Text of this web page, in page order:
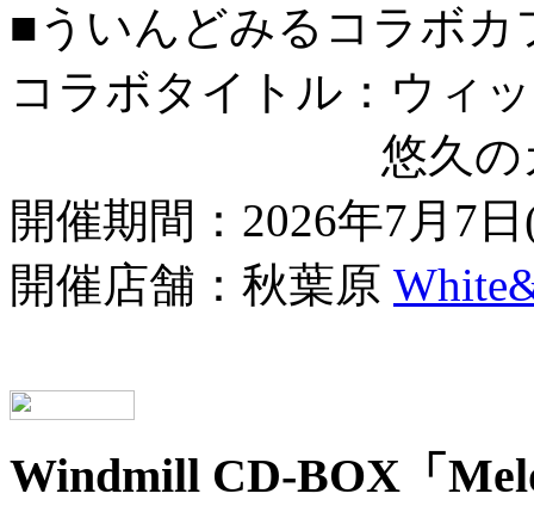
■ういんどみるコラボカ
コラボタイトル：ウィ
悠久のカン
開催期間：2026年7月7
開催店舗：秋葉原
Windmill CD-BOX「